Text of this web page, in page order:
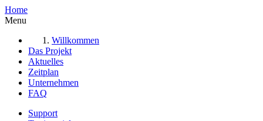
Home
Menu
Willkommen
Das Projekt
Aktuelles
Zeitplan
Unternehmen
FAQ
Support